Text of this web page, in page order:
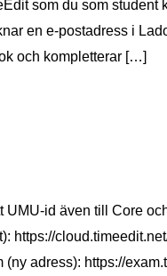
som du som student
en e-postadress i
och kompletterar […]
id även till Core
https://
adress): https://